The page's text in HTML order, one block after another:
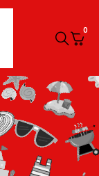
0